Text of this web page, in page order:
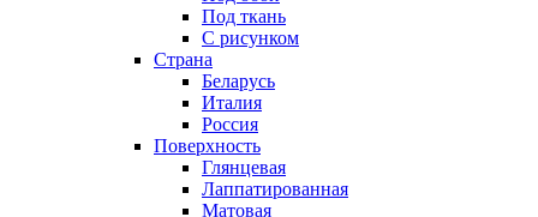
Под ткань
С рисунком
Страна
Беларусь
Италия
Россия
Поверхность
Глянцевая
Лаппатированная
Матовая